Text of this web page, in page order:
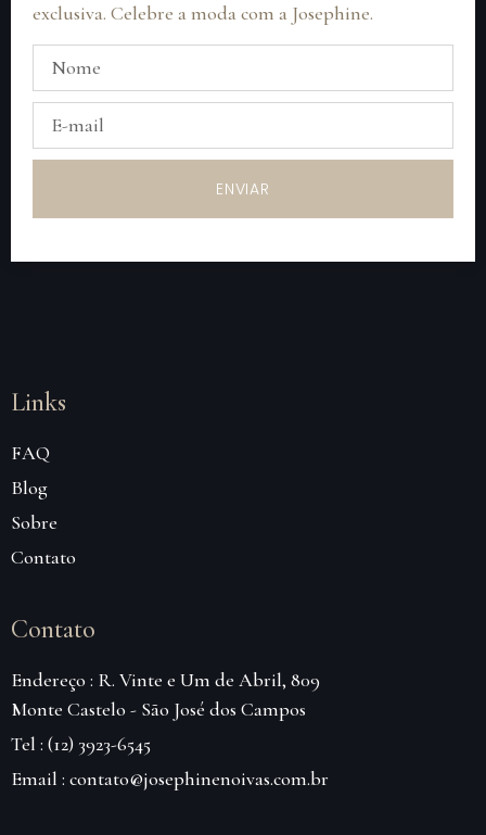
exclusiva. Celebre a moda com a Josephine.
ENVIAR
Links
FAQ
Blog
Sobre
Contato
Contato
Endereço : R. Vinte e Um de Abril, 809
Monte Castelo - São José dos Campos
Tel : (12) 3923-6545
Email : contato@josephinenoivas.com.br